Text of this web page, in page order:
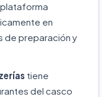
en
de preparación y
tiene
del casco